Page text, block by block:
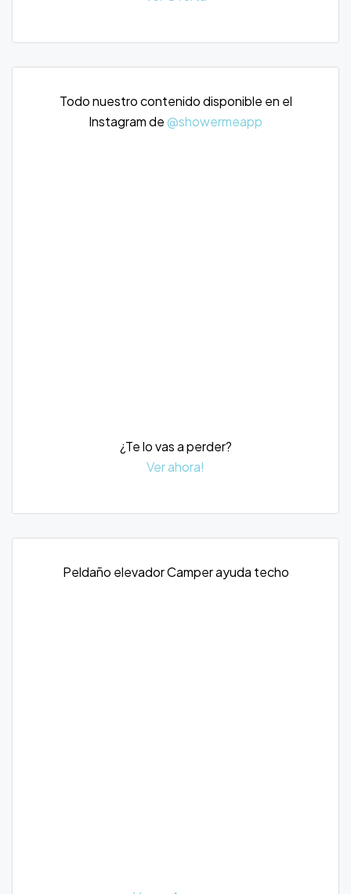
Todo nuestro contenido disponible en el
Instagram de@showermeapp
¿Te lo vas a perder?
Ver ahora!
Peldaño elevador Camper ayuda techo